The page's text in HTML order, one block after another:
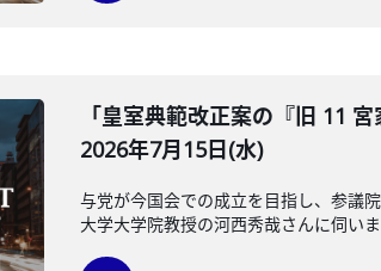
「皇室典範改正案の『旧 11
2026年7月15日(水)
与党が今国会での成立を目指し、参議
大学大学院教授の河西秀哉さんに伺い